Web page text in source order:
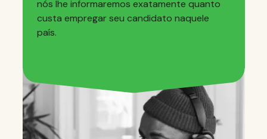
nós lhe informaremos exatamente quanto
custa empregar seu candidato naquele
país.